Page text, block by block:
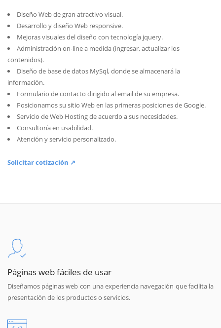
Diseño Web de gran atractivo visual.
Desarrollo y diseño Web responsive.
Mejoras visuales del diseño con tecnología jquery.
Administración on-line a medida (ingresar, actualizar los
contenidos).
Diseño de base de datos MySql, donde se almacenará la
información.
Formulario de contacto dirigido al email de su empresa.
Posicionamos su sitio Web en las primeras posiciones de Google.
Servicio de Web Hosting de acuerdo a sus necesidades.
Consultoría en usabilidad.
Atención y servicio personalizado.
Solicitar cotización ↗
Páginas web fáciles de usar
Diseñamos páginas web con una experiencia navegación que facilita la
presentación de los productos o servicios.